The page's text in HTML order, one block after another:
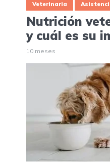
Veterinaria
Nutrición
y cuál es su
10 meses